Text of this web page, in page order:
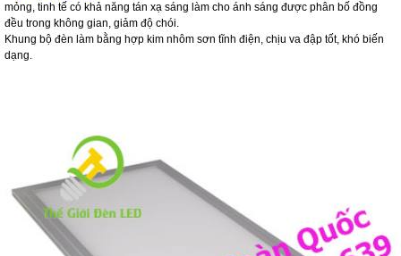
mỏng, tinh tế có khả năng tán xạ sáng làm cho ánh sáng được phân bố đồng
đều trong không gian, giảm độ chói.
Khung bộ đèn làm bằng hợp kim nhôm sơn tĩnh điện, chịu va đập tốt, khó biến
dạng.